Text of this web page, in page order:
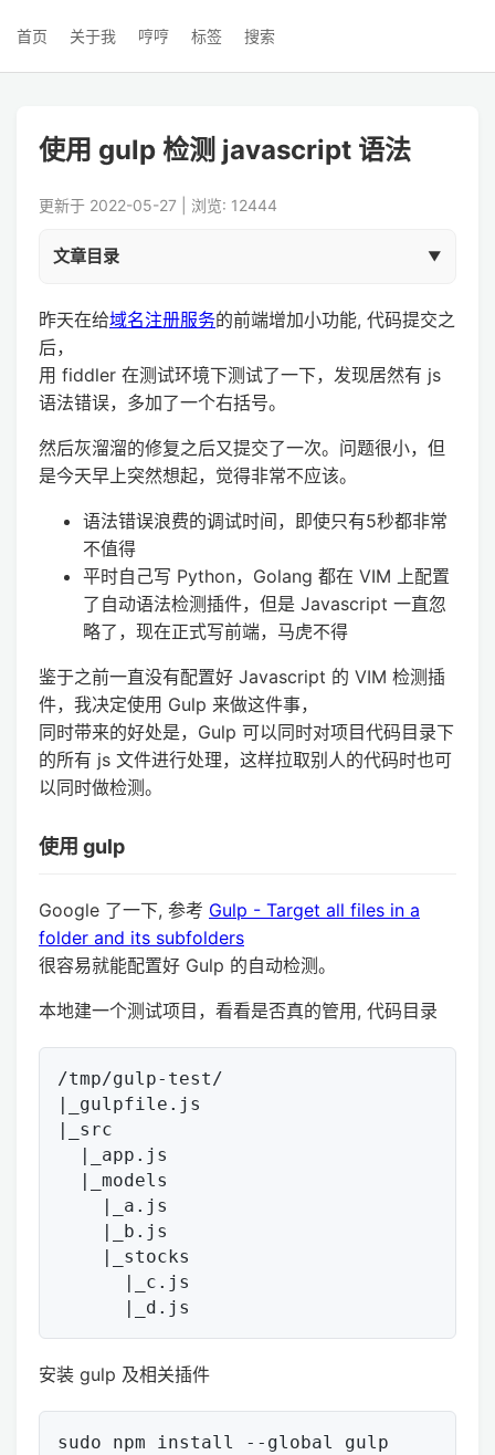
首页 关于我 哼哼 标签 搜索
使用 gulp 检测 javascript 语法
更新于 2022-05-27 | 浏览: 12444
文章目录
昨天在给域名注册服务的前端增加小功能, 代码提交之
后，
用 fiddler 在测试环境下测试了一下，发现居然有 js
语法错误，多加了一个右括号。
然后灰溜溜的修复之后又提交了一次。问题很小，但
是今天早上突然想起，觉得非常不应该。
语法错误浪费的调试时间，即使只有5秒都非常
不值得
平时自己写 Python，Golang 都在 VIM 上配置
了自动语法检测插件，但是 Javascript 一直忽
略了，现在正式写前端，马虎不得
鉴于之前一直没有配置好 Javascript 的 VIM 检测插
件，我决定使用 Gulp 来做这件事，
同时带来的好处是，Gulp 可以同时对项目代码目录下
的所有 js 文件进行处理，这样拉取别人的代码时也可
以同时做检测。
使用 gulp
Google 了一下, 参考 Gulp - Target all files in a
folder and its subfolders
很容易就能配置好 Gulp 的自动检测。
本地建一个测试项目，看看是否真的管用, 代码目录
/tmp/gulp-test/
|_gulpfile.js
|_src
安装 gulp 及相关插件
sudo npm install --global gulp